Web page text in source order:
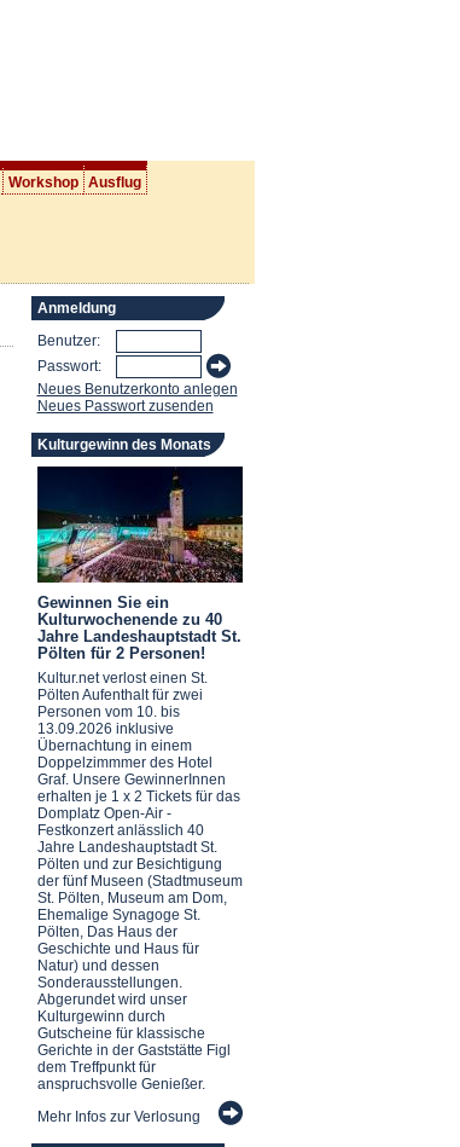
Workshop Ausflug
Anmeldung
Benutzer:
Passwort:
Neues Benutzerkonto anlegen
Neues Passwort zusenden
Kulturgewinn des Monats
Gewinnen Sie ein
Kulturwochenende zu 40
Jahre Landeshauptstadt St.
Pölten für 2 Personen!
Kultur.net verlost einen St.
Pölten Aufenthalt für zwei
Personen vom 10. bis
13.09.2026 inklusive
Übernachtung in einem
Doppelzimmmer des Hotel
Graf. Unsere GewinnerInnen
erhalten je 1 x 2 Tickets für das
Domplatz Open-Air -
Festkonzert anlässlich 40
Jahre Landeshauptstadt St.
Pölten und zur Besichtigung
der fünf Museen (Stadtmuseum
St. Pölten, Museum am Dom,
Ehemalige Synagoge St.
Pölten, Das Haus der
Geschichte und Haus für
Natur) und dessen
Sonderausstellungen.
Abgerundet wird unser
Kulturgewinn durch
Gutscheine für klassische
Gerichte in der Gaststätte Figl
dem Treffpunkt für
anspruchsvolle Genießer.
Mehr Infos zur Verlosung